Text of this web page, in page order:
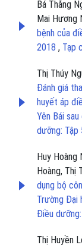
Bá Thắng
Mai Hương
bệnh của
2018 , Tạp
Thị Thúy
Đánh giá
huyết áp
Yên Bái
dưỡng: Tập
Huy Hoàng
Hoàng, Thị
dụng bộ
Trường Đại
Điều
Thị Huyền